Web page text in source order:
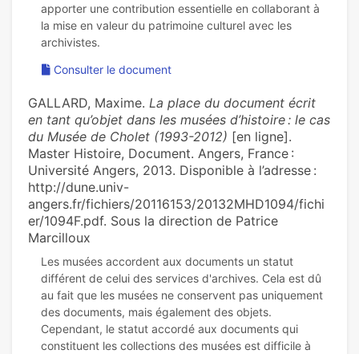
apporter une contribution essentielle en collaborant à
la mise en valeur du patrimoine culturel avec les
Consulter le document
GALLARD, Maxime. La place du document écrit
en tant qu’objet dans les musées d’histoire : le cas
du Musée de Cholet (1993-2012) [en ligne].
Master Histoire, Document. Angers, France :
Université Angers, 2013. Disponible à l’adresse :
http://dune.univ-
angers.fr/fichiers/20116153/20132MHD1094/fichi
er/1094F.pdf. Sous la direction de Patrice
Marcilloux
Les musées accordent aux documents un statut
différent de celui des services d'archives. Cela est dû
au fait que les musées ne conservent pas uniquement
des documents, mais également des objets.
Cependant, le statut accordé aux documents qui
constituent les collections des musées est difficile à